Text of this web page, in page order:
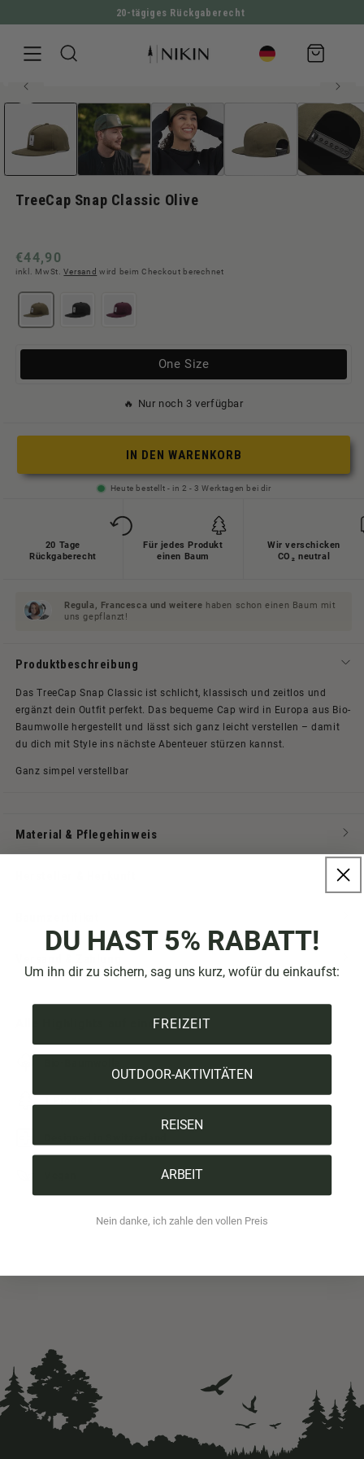
DIREKT ZUM INHALT
20-tägiges Rückgaberecht
Warenkorb
ZU PRODUKTINFORMATIONEN SPRINGEN
Medien
1
Modal
öffnen
TreeCap Snap Classic Olive
Normaler
Preis
€44,90
inkl. MwSt.Versand wird beim Checkout berechnet
One Size
🔥 Nur noch 3 verfügbar
IN DEN WARENKORB
Heute bestellt - in 2 - 3 Werktagen bei dir
20 Tage
Rückgaberecht
Für jedes Produkt
einen Baum
Wir verschicken
CO₂ neutral
Regula, Francesca undweitere haben schon einen Baum mit
uns gepflanzt!
Produktbeschreibung
Das TreeCap Snap Classic ist schlicht, klassisch und zeitlos und
ergänzt dein Outfit perfekt. Das bequeme Cap wird in Europa aus Bio-
Baumwolle hergestellt und lässt sich ganz leicht verstellen – damit
du dich mit Style ins nächste Abenteuer stürzen kannst.
Ganz simpel verstellbar
Material & Pflegehinweis
Alle Highlights auf einen Blick:
DU HAST 5% RABATT!
Um ihn dir zu sichern, sag uns kurz, wofür du einkaufst:
FREIZEIT
OUTDOOR-AKTIVITÄTEN
REISEN
ARBEIT
Nein danke, ich zahle den vollen Preis